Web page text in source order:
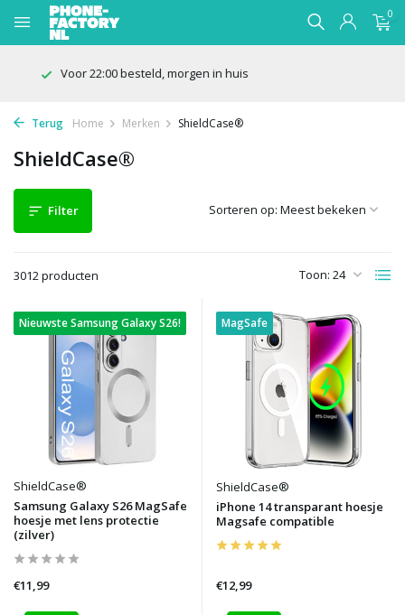
0
100 dagen bedenktijd
Terug Home Merken ShieldCase®
ShieldCase®
Filter
3012 producten Toon:
Sorteren op:
Nieuwste Samsung Galaxy S26!
ShieldCase®
Samsung Galaxy S26 MagSafe
hoesje met lens protectie
(zilver)
€11,99
MagSafe
ShieldCase®
iPhone 14 transparant hoesje
Magsafe compatible
€12,99